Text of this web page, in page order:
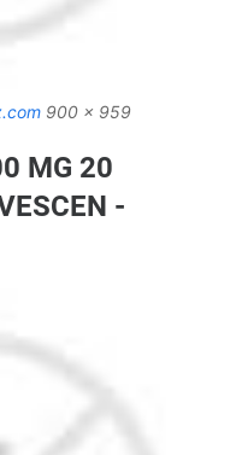
900 x 959
MG 20
-